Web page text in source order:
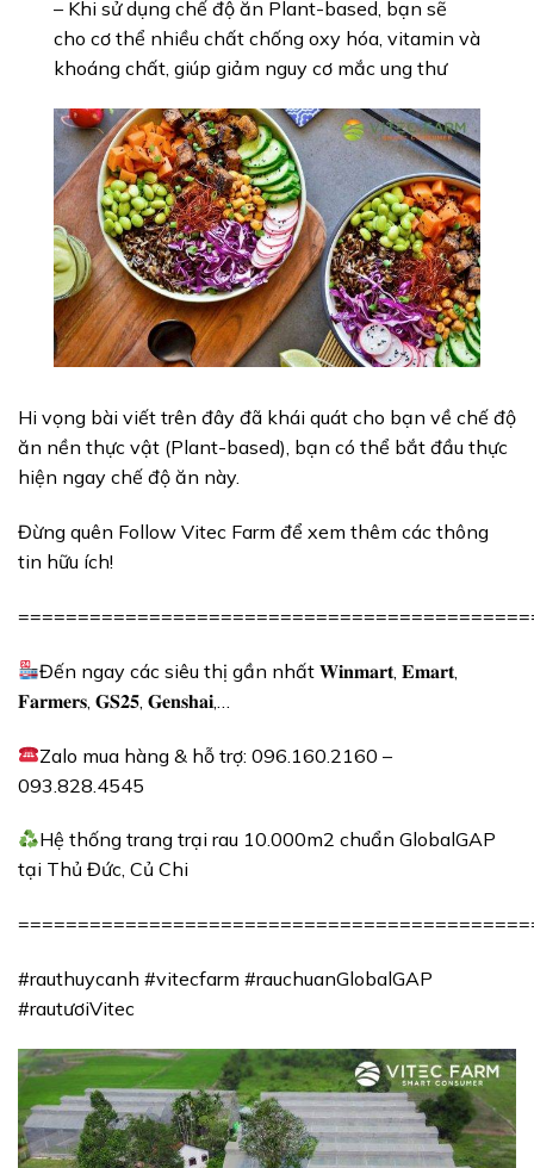
– Khi sử dụng chế độ ăn Plant-based, bạn sẽ
cho cơ thể nhiều chất chống oxy hóa, vitamin và
khoáng chất, giúp giảm nguy cơ mắc ung thư
Hi vọng bài viết trên đây đã khái quát cho bạn về chế độ
ăn nền thực vật (Plant-based), bạn có thể bắt đầu thực
hiện ngay chế độ ăn này.
Đừng quên Follow Vitec Farm để xem thêm các thông
tin hữu ích!
Đến ngay các siêu thị gần nhất 𝐖𝐢𝐧𝐦𝐚𝐫𝐭, 𝐄𝐦𝐚𝐫𝐭,
𝐅𝐚𝐫𝐦𝐞𝐫𝐬, 𝐆𝐒𝟐𝟓, 𝐆𝐞𝐧𝐬𝐡𝐚𝐢,…
Zalo mua hàng & hỗ trợ: 096.160.2160 –
093.828.4545
Hệ thống trang trại rau 10.000m2 chuẩn GlobalGAP
tại Thủ Đức, Củ Chi
#rauthuycanh #vitecfarm #rauchuanGlobalGAP
#rautươiVitec